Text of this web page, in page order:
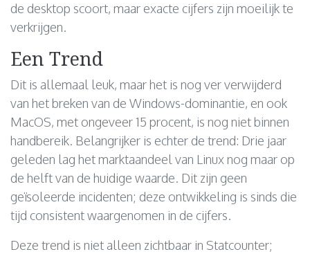
de desktop scoort, maar exacte cijfers zijn moeilijk te
verkrijgen.
Een Trend
Dit is allemaal leuk, maar het is nog ver verwijderd
van het breken van de Windows-dominantie, en ook
MacOS, met ongeveer 15 procent, is nog niet binnen
handbereik. Belangrijker is echter de trend: Drie jaar
geleden lag het marktaandeel van Linux nog maar op
de helft van de huidige waarde. Dit zijn geen
geïsoleerde incidenten; deze ontwikkeling is sinds die
tijd consistent waargenomen in de cijfers.
Deze trend is niet alleen zichtbaar in Statcounter;